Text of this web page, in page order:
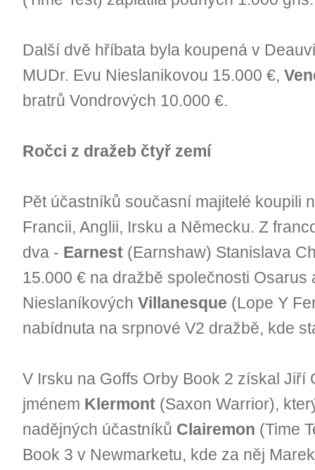
Další dvě hříbata byla koupená v
MUDr. Evu Nieslanikovou 15.000 €,
bratrů Vondrových 10.000 €.
Ročci z dražeb čtyř zemí
Pět účastníků současní majitelé koupili
Francii, Anglii, Irsku a Německu. Z
dva - Earnest (Earnshaw) Stanislava
15.000 € na dražbě společnosti Osarus
Nieslaníkových Villanesque (Lope Y
nabídnuta na srpnové V2 dražbě, kde
V Irsku na Goffs Orby Book 2 získal Jiří
jménem Klermont (Saxon Warrior),
nadějných účastníků Clairemon (Time
Book 3 v Newmarketu, kde za něj